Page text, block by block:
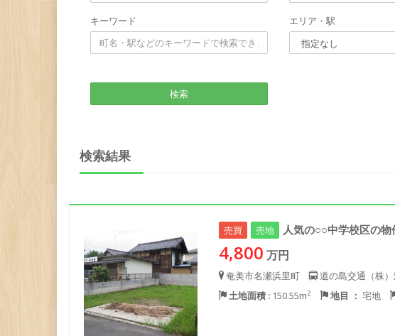
キーワード エリア・駅
検索結果
売買 売地 人気の○○中学校区の
4,800 万円
奄美市名瀬浜里町
道の島交通（株
土地面積 :150.55m2 地目 ： 宅地